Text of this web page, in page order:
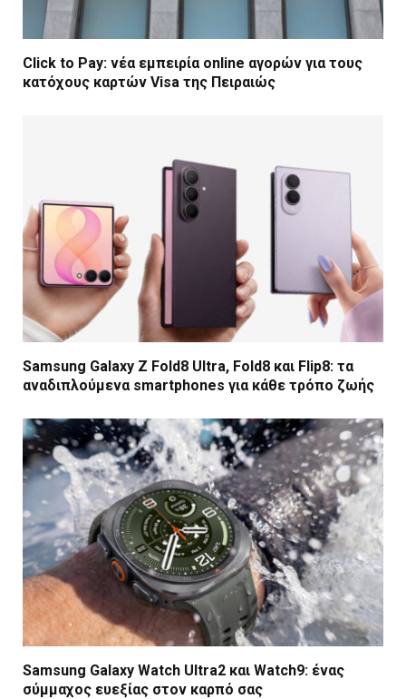
Click to Pay: νέα εμπειρία online αγορών για τους
κατόχους καρτών Visa της Πειραιώς
Samsung Galaxy Z Fold8 Ultra, Fold8 και Flip8: τα
αναδιπλούμενα smartphones για κάθε τρόπο ζωής
Samsung Galaxy Watch Ultra2 και Watch9: ένας
σύμμαχος ευεξίας στον καρπό σας